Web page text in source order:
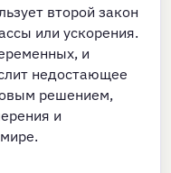
второй закон
или ускорения.
и
недостающее
решением,
и